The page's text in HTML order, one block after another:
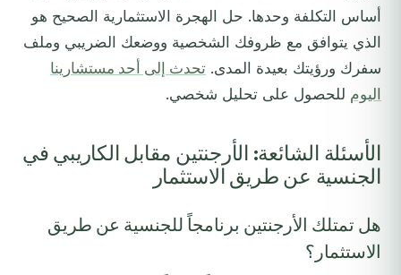
أساس التكلفة وحدها. حل الهجرة الاستثمارية الصحيح هو
الذي يتوافق مع ظروفك الشخصية ووضعك الضريبي وملف
سفرك ورؤيتك بعيدة المدى. تحدث إلى أحد مستشارينا
اليوم للحصول على تحليل شخصي.
الأسئلة الشائعة: الأرجنتين مقابل الكاريبي في
الجنسية عن طريق الاستثمار
هل تمتلك الأرجنتين برنامجاً للجنسية عن طريق
الاستثمار؟